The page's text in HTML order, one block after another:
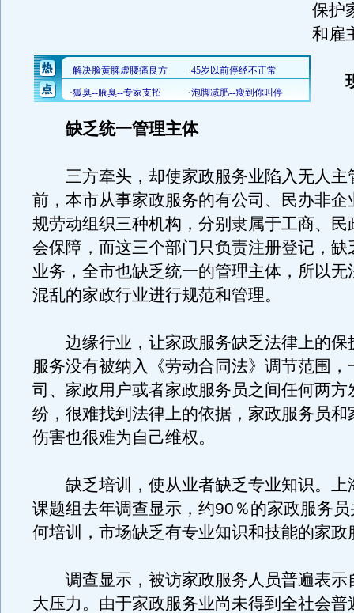
保护
和雇
缺乏统一管理主体
三方牵头，却使家政服务业陷入无人主
前，本市从事家政服务的有公司、民办非企
规劳动组织三种机构，分别隶属于工商、民
会保障，而这三个部门只负责注册登记，缺
业务，全市也缺乏统一的管理主体，所以无
混乱的家政行业进行规范和管理。
边缘行业，让家政服务缺乏法律上的保
服务没有被纳入《劳动合同法》调节范围，
司、家政用户或者家政服务员之间任何两方
纷，很难找到法律上的依据，家政服务员和
伤害也很难为自己维权。
缺乏培训，使从业者缺乏专业知识。上
课题组去年调查显示，约90％的家政服务
何培训，市场缺乏有专业知识和技能的家政
调查显示，被访家政服务人员普遍表示
大压力。由于家政服务业尚未得到全社会普